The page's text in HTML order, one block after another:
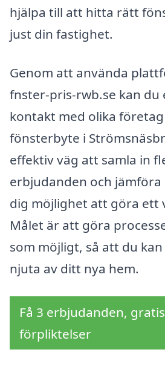
hjälpa till att hitta rätt
just din fastighet.
Genom att använda
fnster-pris-rwb.se kan du
kontakt med olika
fönsterbyte i
effektiv väg att samla in
erbjudanden och
dig möjlighet att göra ett
Målet är att göra
som möjligt, så att du
njuta av ditt nya hem.
Få 3 erbjudanden,
förpliktelser